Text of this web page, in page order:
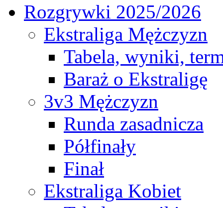
Rozgrywki 2025/2026
Ekstraliga Mężczyzn
Tabela, wyniki,
Baraż o Ekstraligę
3v3 Mężczyzn
Runda zasadnicza
Półfinały
Finał
Ekstraliga Kobiet